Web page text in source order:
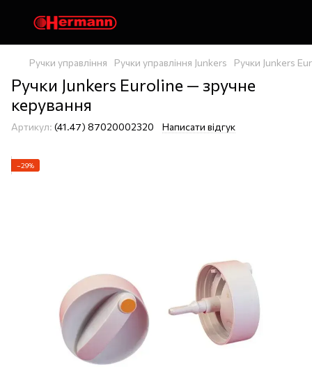
Ручки управління Ручки управління Junkers Ручки Junkers
Ручки Junkers Euroline — зручне
керування
Артикул: (41.47) 87020002320 Написати відгук
−29%